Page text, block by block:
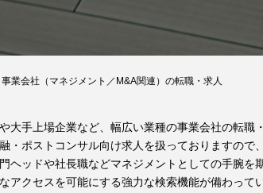
事業会社（マネジメント／M&A関連）の転職・求人
大手上場企業など、幅広い業種の事業会社の転
・ポストコンサル向け求人を扱っておりますの
ヘッドや社長職などマネジメントとしての手腕
アクセスを可能にする強力な検索機能が備わっ